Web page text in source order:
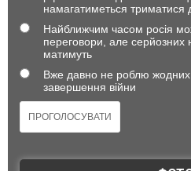
намагатиметься триматися
Найближчим часом росія
переговори, але серйозних
матимуть
Вже давно не роблю жодних
завершення війни